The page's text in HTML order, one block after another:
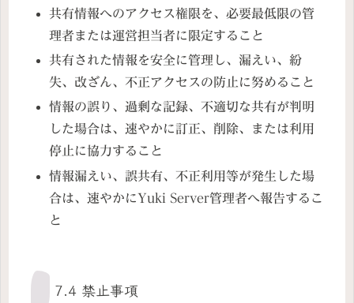
共有情報へのアクセス権限を、必要最低限の管
理者または運営担当者に限定すること
共有された情報を安全に管理し、漏えい、紛
失、改ざん、不正アクセスの防止に努めること
情報の誤り、過剰な記録、不適切な共有が判明
した場合は、速やかに訂正、削除、または利用
停止に協力すること
情報漏えい、誤共有、不正利用等が発生した場
合は、速やかにYuki Server管理者へ報告するこ
と
7.4 禁止事項